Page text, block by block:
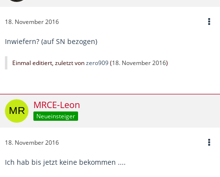
18. November 2016
Inwiefern? (auf SN bezogen)
Einmal editiert, zuletzt vonzero909(18. November 2016)
MRCE-Leon
Neueinsteiger
18. November 2016
Ich hab bis jetzt keine bekommen ....